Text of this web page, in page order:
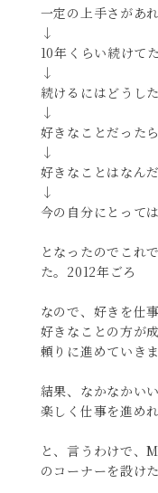
一定の上手さがあ
↓
10年くらい続けて
↓
続けるにはどうし
↓
好きなことだった
↓
好きなことはなん
↓
今の自分にとって
となったのでこれ
た。2012年ごろ
なので、好きを仕
好きなことの方が
頼りに進めていきま
結果、なかなかい
楽しく仕事を進め
と、言うわけで、
のコーナーを設け